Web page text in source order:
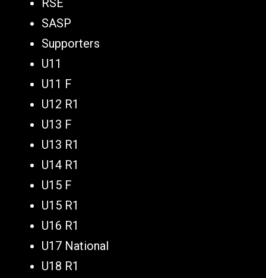
SASP
Supporters
U11
U11 F
U12 R1
U13 F
U13 R1
U14 R1
U15 F
U15 R1
U16 R1
U17 National
U18 R1